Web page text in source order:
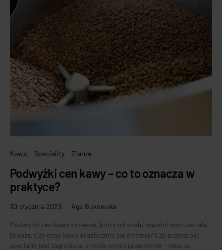
Kawa Speciality Ziarna
Podwyżki cen kawy – co to oznacza w
praktyce?
30 stycznia 2025 Aga Bukowska
Podwyżki cen kawy to temat, który od wielu tygodni nurtuje całą
branżę. Czy ceny kawy drastycznie się zmienią? Czy przyszłość
specialty jest zagrożona, a może wręcz przeciwnie – obecna